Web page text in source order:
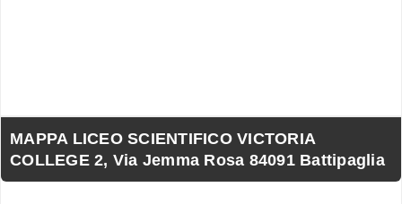
MAPPA LICEO SCIENTIFICO VICTORIA
COLLEGE 2, Via Jemma Rosa 84091 Battipaglia